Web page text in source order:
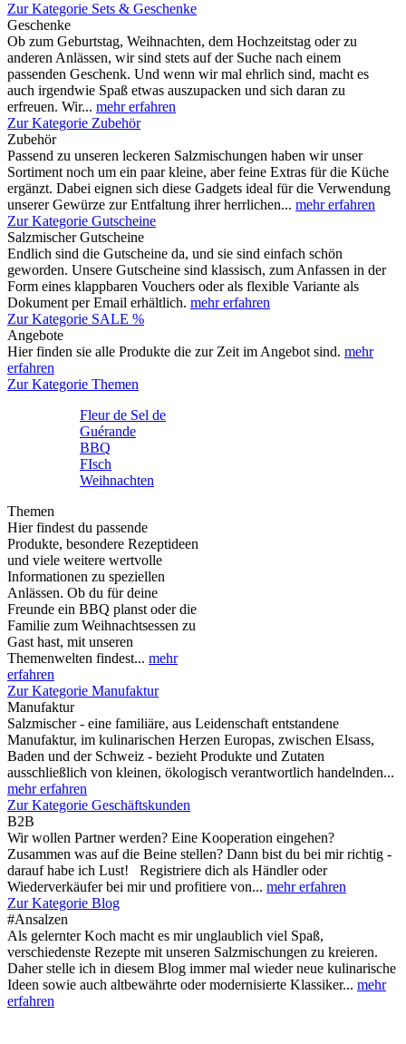
Zur Kategorie Sets & Geschenke
Geschenke
Ob zum Geburtstag, Weihnachten, dem Hochzeitstag oder zu
anderen Anlässen, wir sind stets auf der Suche nach einem
passenden Geschenk. Und wenn wir mal ehrlich sind, macht es
auch irgendwie Spaß etwas auszupacken und sich daran zu
erfreuen. Wir... mehr erfahren
Zur Kategorie Zubehör
Zubehör
Passend zu unseren leckeren Salzmischungen haben wir unser
Sortiment noch um ein paar kleine, aber feine Extras für die Küche
ergänzt. Dabei eignen sich diese Gadgets ideal für die Verwendung
unserer Gewürze zur Entfaltung ihrer herrlichen... mehr erfahren
Zur Kategorie Gutscheine
Salzmischer Gutscheine
Endlich sind die Gutscheine da, und sie sind einfach schön
geworden. Unsere Gutscheine sind klassisch, zum Anfassen in der
Form eines klappbaren Vouchers oder als flexible Variante als
Dokument per Email erhältlich. mehr erfahren
Zur Kategorie SALE %
Angebote
Hier finden sie alle Produkte die zur Zeit im Angebot sind. mehr
erfahren
Zur Kategorie Themen
Fleur de Sel de
Guérande
BBQ
FIsch
Weihnachten
Themen
Hier findest du passende
Produkte, besondere Rezeptideen
und viele weitere wertvolle
Informationen zu speziellen
Anlässen. Ob du für deine
Freunde ein BBQ planst oder die
Familie zum Weihnachtsessen zu
Gast hast, mit unseren
Themenwelten findest... mehr
erfahren
Zur Kategorie Manufaktur
Manufaktur
Salzmischer - eine familiäre, aus Leidenschaft entstandene
Manufaktur, im kulinarischen Herzen Europas, zwischen Elsass,
Baden und der Schweiz - bezieht Produkte und Zutaten
ausschließlich von kleinen, ökologisch verantwortlich handelnden...
mehr erfahren
Zur Kategorie Geschäftskunden
B2B
Wir wollen Partner werden? Eine Kooperation eingehen?
Zusammen was auf die Beine stellen? Dann bist du bei mir richtig -
darauf habe ich Lust! Registriere dich als Händler oder
Wiederverkäufer bei mir und profitiere von... mehr erfahren
Zur Kategorie Blog
#Ansalzen
Als gelernter Koch macht es mir unglaublich viel Spaß,
verschiedenste Rezepte mit unseren Salzmischungen zu kreieren.
Daher stelle ich in diesem Blog immer mal wieder neue kulinarische
Ideen sowie auch altbewährte oder modernisierte Klassiker... mehr
erfahren